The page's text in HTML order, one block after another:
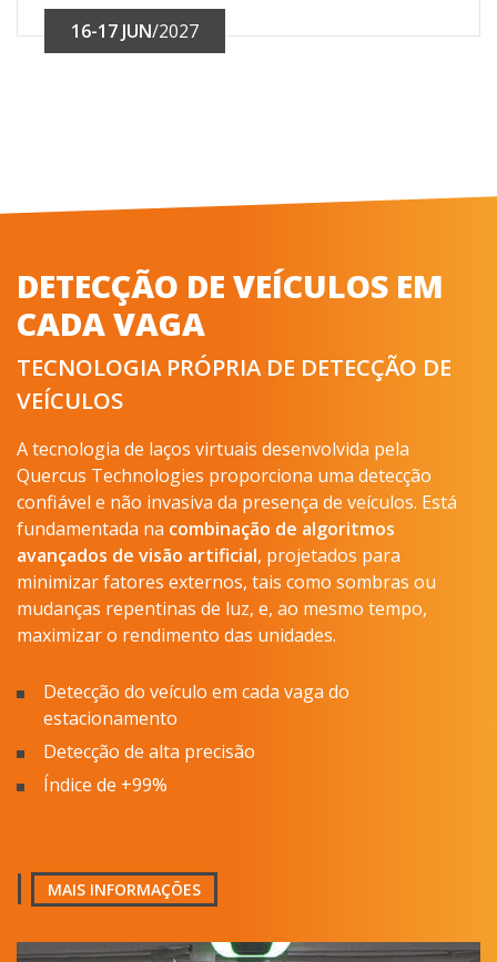
16-17 JUN/2027
DETECÇÃO DE VEÍCULOS EM
CADA VAGA
TECNOLOGIA PRÓPRIA DE DETECÇÃO DE
VEÍCULOS
A tecnologia de laços virtuais desenvolvida pela
Quercus Technologies proporciona uma detecção
confiável e não invasiva da presença de veículos. Está
fundamentada na combinação de algoritmos
avançados de visão artificial, projetados para
minimizar fatores externos, tais como sombras ou
mudanças repentinas de luz, e, ao mesmo tempo,
maximizar o rendimento das unidades.
Detecção do veículo em cada vaga do
estacionamento
Detecção de alta precisão
Índice de +99%
MAIS INFORMAÇÕES